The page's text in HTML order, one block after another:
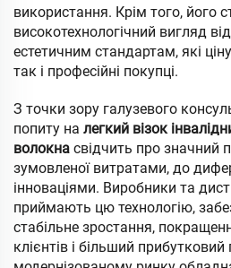
використання. Крім того, його
високотехнологічний вигляд
естетичним стандартам, які
так і професійні покупці.
З точки зору галузевого
попиту на легкий візок
волокна свідчить про значний
зумовленої витратами, до
інноваціями. Виробники та
приймають цю технологію,
стабільне зростання,
клієнтів і більший